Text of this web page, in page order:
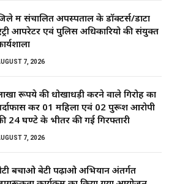
में संचालित अपस्पताल के डाॅक्टर्स/डाटा
आपरेटर एवं पुलिस अधिकारियो की संयुक्त
7, 2026
रूपये की धोखाधड़ी करने वाले गिरोह का
कर 01 महिला एवं 02 पुरूश आरोपी
24 घण्टे के भीतर की गई गिरफ्तारी
7, 2026
बचाओ बेटी पढ़ाओ अभियान अंतर्गत